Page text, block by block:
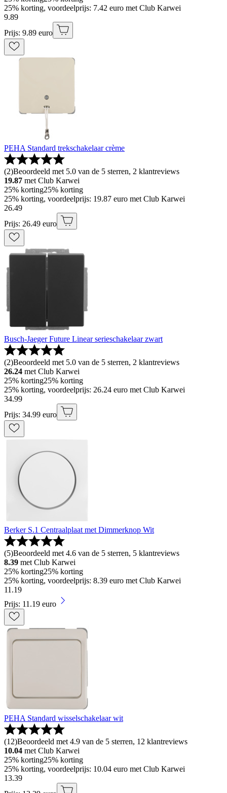
25% korting, voordeelprijs: 7.42 euro met Club Karwei
9.89
Prijs: 9.89 euro
PEHA Standard trekschakelaar crème
(2)Beoordeeld met 5.0 van de 5 sterren, 2 klantreviews
19.87 met Club Karwei
25% korting25% korting
25% korting, voordeelprijs: 19.87 euro met Club Karwei
26.49
Prijs: 26.49 euro
Busch-Jaeger Future Linear serieschakelaar zwart
(2)Beoordeeld met 5.0 van de 5 sterren, 2 klantreviews
26.24 met Club Karwei
25% korting25% korting
25% korting, voordeelprijs: 26.24 euro met Club Karwei
34.99
Prijs: 34.99 euro
Berker S.1 Centraalplaat met Dimmerknop Wit
(5)Beoordeeld met 4.6 van de 5 sterren, 5 klantreviews
8.39 met Club Karwei
25% korting25% korting
25% korting, voordeelprijs: 8.39 euro met Club Karwei
11 .19
Prijs: 11.19 euro
PEHA Standard wisselschakelaar wit
(12)Beoordeeld met 4.9 van de 5 sterren, 12 klantreviews
10.04 met Club Karwei
25% korting25% korting
25% korting, voordeelprijs: 10.04 euro met Club Karwei
13.39